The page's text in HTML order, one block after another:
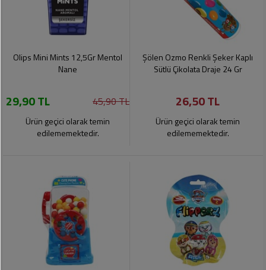
Olips Mini Mints 12,5Gr Mentol
Nane
29,90 TL 45,90 TL
Ürün geçici olarak temin
edilememektedir.
Şölen Ozmo Renkli Şeker Kaplı
Sütlü Çikolata Draje 24 Gr
26,50 TL
Ürün geçici olarak temin
edilememektedir.